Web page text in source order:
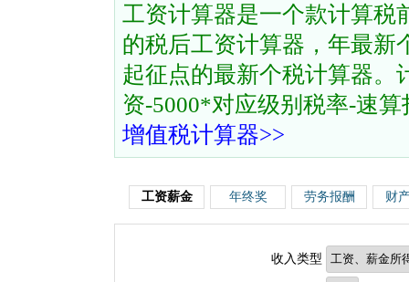
工资计算器是一个款计算税
的税后工资计算器，年最新
起征点的最新个税计算器。
资-5000*对应级别税率-速
增值税计算器>>
工资薪金 年终奖 劳务报酬 财
收入类型